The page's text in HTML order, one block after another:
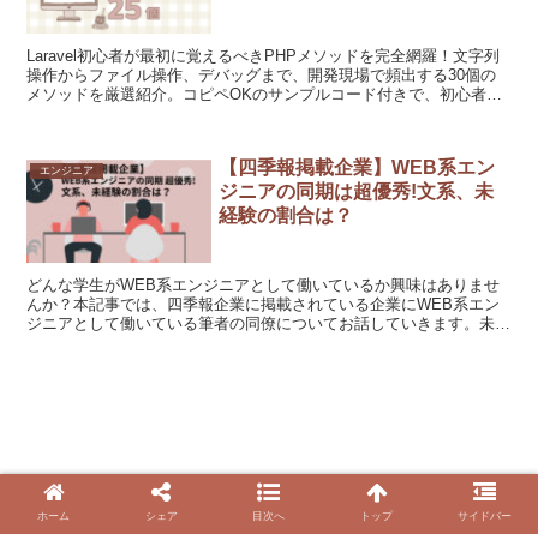
Laravel初心者が最初に覚えるべきPHPメソッドを完全網羅！文字列
操作からファイル操作、デバッグまで、開発現場で頻出する30個の
メソッドを厳選紹介。コピペOKのサンプルコード付きで、初心者で
エンジニア
【四季報掲載企業】WEB系エン
ジニアの同期は超優秀!文系、未
経験の割合は？
どんな学生がWEB系エンジニアとして働いているか興味はありませ
んか？本記事では、四季報企業に掲載されている企業にWEB系エン
ジニアとして働いている筆者の同僚についてお話していきます。未経
ホーム シェア 目次へ トップ サイドバー